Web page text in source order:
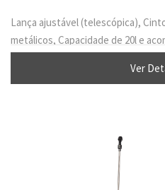
Lança ajustável (telescópica),
metálicos, Capacidade de 20l e
Ver